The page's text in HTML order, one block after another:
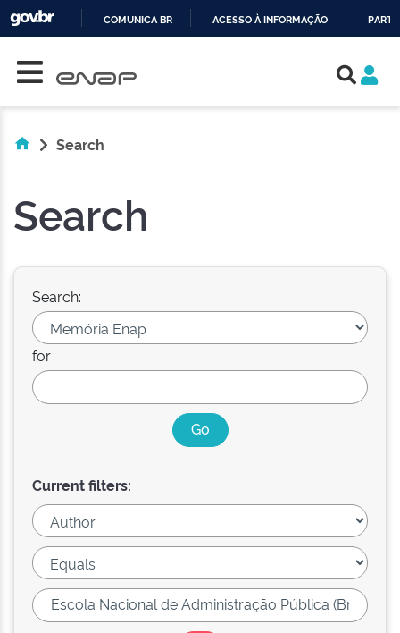
COMUNICA BR ACESSO À INFORMAÇÃO
Search
Search
Search:
for
Current filters: